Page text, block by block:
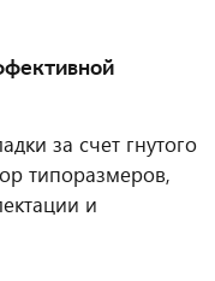
за счет гнутого
типоразмеров,
и